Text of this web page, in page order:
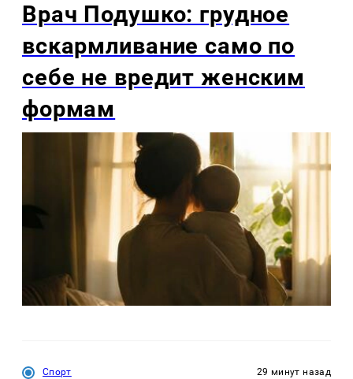
Врач Подушко: грудное
вскармливание само по
себе не вредит женским
формам
Спорт 29 минут назад